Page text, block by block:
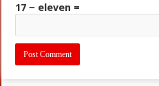
17 − eleven =